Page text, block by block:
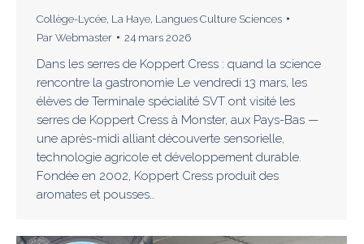
Collège-Lycée, La Haye, Langues Culture Sciences
Par Webmaster 24 mars 2026
Dans les serres de Koppert Cress : quand la science
rencontre la gastronomie Le vendredi 13 mars, les
élèves de Terminale spécialité SVT ont visité les
serres de Koppert Cress à Monster, aux Pays-Bas —
une après-midi alliant découverte sensorielle,
technologie agricole et développement durable.
Fondée en 2002, Koppert Cress produit des
aromates et pousses…